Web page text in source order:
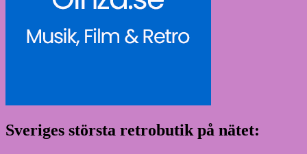
Sveriges största retrobutik på nätet: